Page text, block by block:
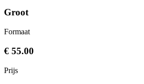
Groot
Formaat
€ 55.00
Prijs